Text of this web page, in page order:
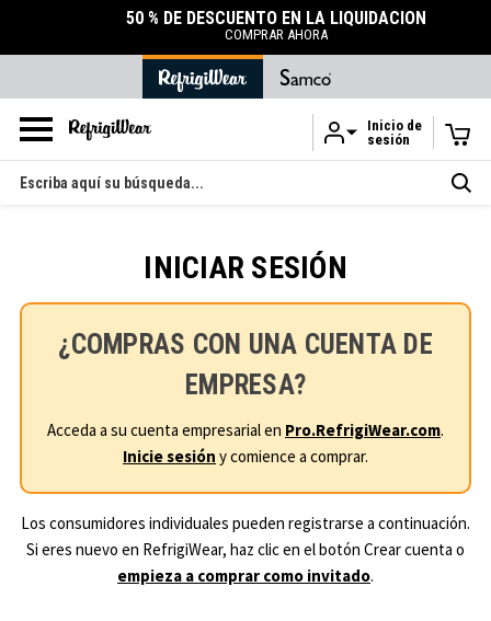
Ir al contenido principal
50 % DE DESCUENTO EN LA LIQUIDACIÓN
COMPRAR AHORA
Inicio de
sesión
Buscar
en
INICIAR SESIÓN
¿COMPRAS CON UNA CUENTA DE
EMPRESA?
Acceda a su cuenta empresarial en Pro.RefrigiWear.com.
Inicie sesión y comience a comprar.
Los consumidores individuales pueden registrarse a continuación.
Si eres nuevo en RefrigiWear, haz clic en el botón Crear cuenta o
empieza a comprar como invitado.